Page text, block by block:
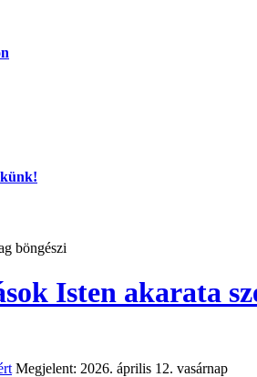
böngészi
Isten akarata
Megjelent: 2026. április 12. vasárnap